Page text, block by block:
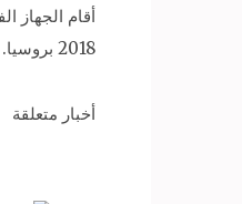
أقام الجهاز
2018 بروسيا.
أخبار متعلقة